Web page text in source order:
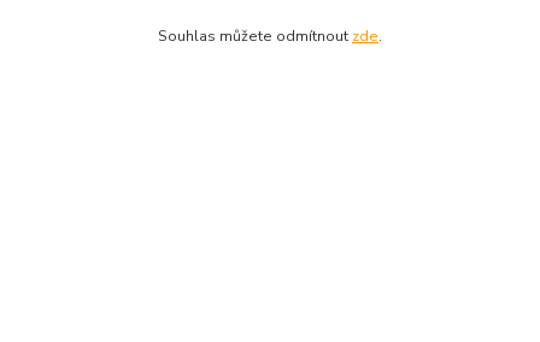
Souhlas můžete odmítnout zde.